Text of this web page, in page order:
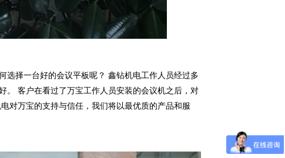
选择一台好的会议平板呢？ 鑫钻机电工作人员经过多
。 客户在看过了万宝工作人员安装的会议机之后，对
对万宝的支持与信任，我们将以最优质的产品和服